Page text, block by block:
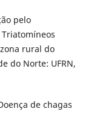
pelo
rural do
do Norte: UFRN,
de chagas